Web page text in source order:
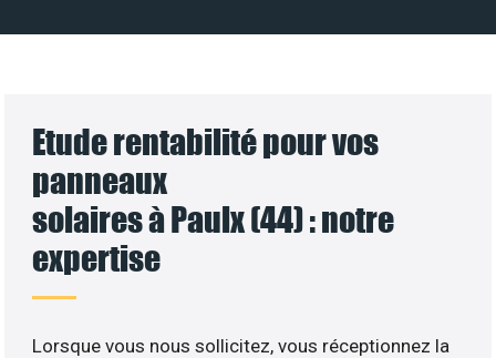
Etude rentabilité pour vos
panneaux
solaires à Paulx (44) : notre
expertise
Lorsque vous nous sollicitez, vous réceptionnez la